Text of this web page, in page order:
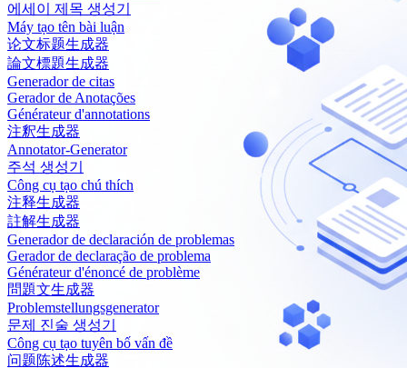
에세이 제목 생성기
Máy tạo tên bài luận
论文标题生成器
論文標題生成器
Generador de citas
Gerador de Anotações
Générateur d'annotations
注釈生成器
Annotator-Generator
주석 생성기
Công cụ tạo chú thích
注释生成器
註解生成器
Generador de declaración de problemas
Gerador de declaração de problema
Générateur d'énoncé de problème
問題文生成器
Problemstellungsgenerator
문제 진술 생성기
Công cụ tạo tuyên bố vấn đề
问题陈述生成器